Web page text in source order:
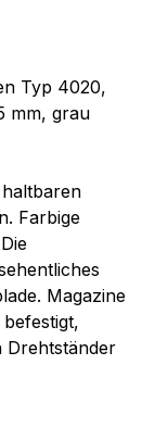
Typ 4020,
mm, grau
Farbige
Magazine
Drehtständer